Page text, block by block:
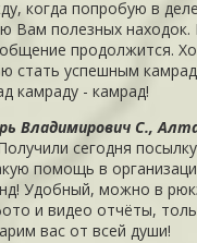
когда попробую в
Вам полезных находок.
продолжится.
стать успешным
камраду - камрад!
Владимирович С.,
сегодня
помощь в
Удобный, можно в
и видео отчёты,
вас от всей души!